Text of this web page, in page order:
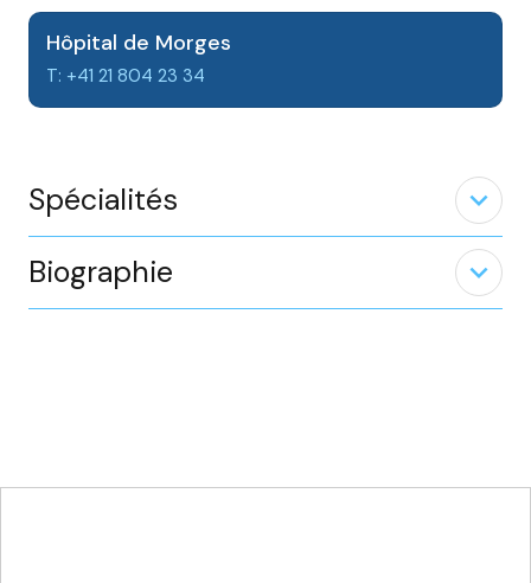
Hôpital de Morges
T: +41 21 804 23 34
Spécialités expand_less
Biographie expand_less